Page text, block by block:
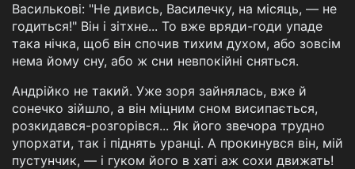
Василькові: "Не дивись, Василечку, на місяць, — не
годиться!" Він і зітхне... То вже вряди-годи упаде
така нічка, щоб він спочив тихим духом, або зовсім
нема йому сну, або ж сни невпокійні сняться.
Андрійко не такий. Уже зоря зайнялась, вже й
сонечко зійшло, а він міцним сном висипається,
розкидався-розгорівся... Як його звечора трудно
упорхати, так і піднять уранці. А прокинувся він, мій
пустунчик, — і гуком його в хаті аж сохи движать!